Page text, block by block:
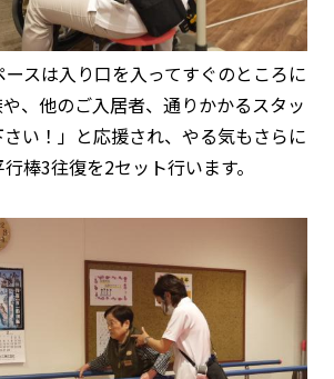
スは入り口を入ってすぐのところに
、他のご入居者、通りかかるスタッ
い！」と応援され、やる気もさらに
棒3往復を2セット行います。